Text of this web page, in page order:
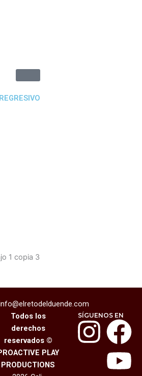
Todos los
derechos
reservados ©
PLAY
PRODUCTIONS
SÍGUENOS EN
I
F
a
Y
o